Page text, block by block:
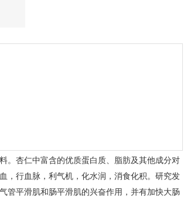
。杏仁中富含的优质蛋白质、脂肪及其他成分对
，行血脉，利气机，化水润，消食化积。研究发
管平滑肌和肠平滑肌的兴奋作用，并有加快大肠